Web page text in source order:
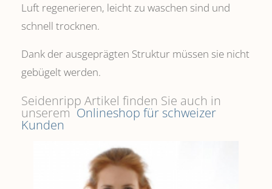
Luft regenerieren, leicht zu waschen sind und
schnell trocknen.
Dank der ausgeprägten Struktur müssen sie nicht
gebügelt werden.
Seidenripp Artikel finden Sie auch in
unserem Onlineshop für schweizer
Kunden